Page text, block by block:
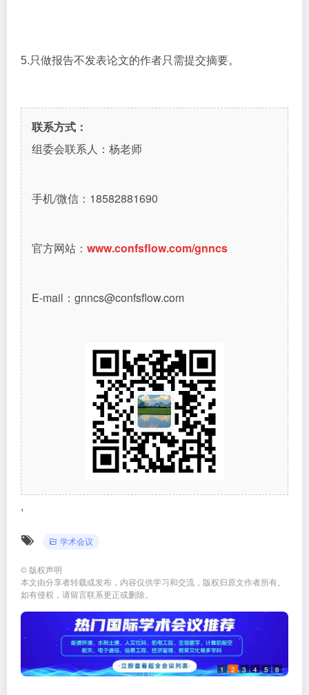
5.只做报告不发表论文的作者只需提交摘要。
联系方式：
组委会联系人：杨老师
手机/微信：18582881690
官方网站： www.confsflow.com/gnncs
E-mail：gnncs@confsflow.com
,
学术会议
© 版权声明
本文由分享者转载或发布，内容仅供学习和交流，版权归原文作者所有。
如有侵权，请留言联系更正或删除。
1 2 3 4 5 6